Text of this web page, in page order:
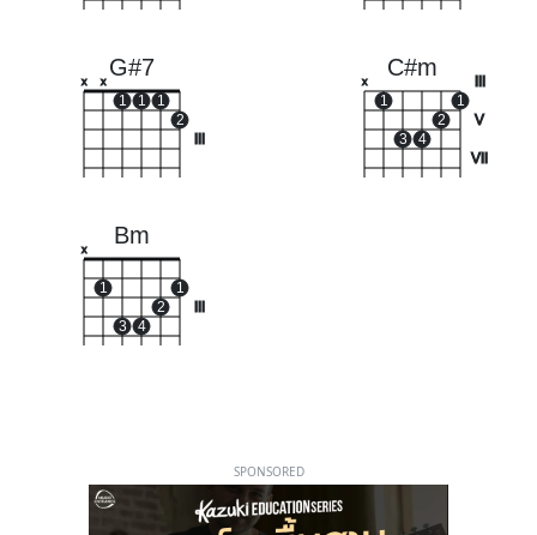
G#7
x x
1 1
1
2
C#m
V
VII
x
1
3 4
2
1
Bm
x
1
3 4
2
1
SPONSORED